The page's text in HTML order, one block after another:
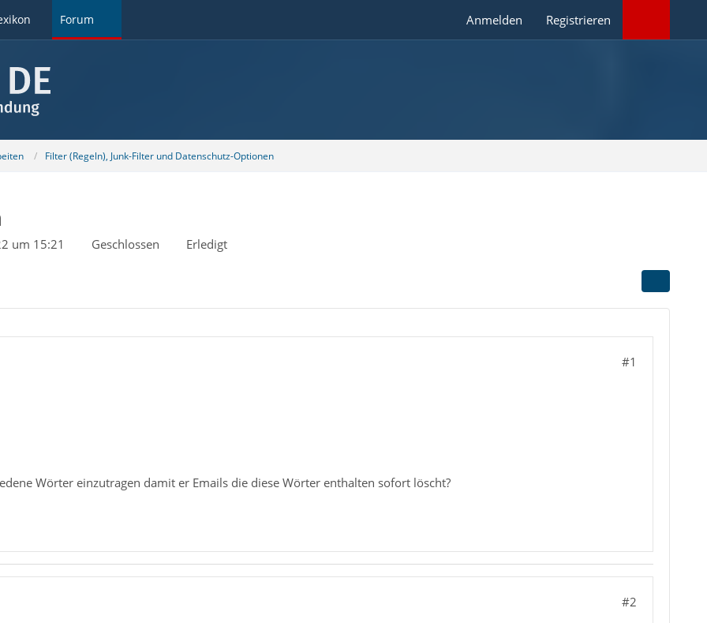
Forum Anmelden Registrieren
Filter (Regeln), Junk-Filter und Datenschutz-Optionen
um 15:21 Geschlossen Erledigt
#1
Wörter einzutragen damit er Emails die diese Wörter enthalten sofort löscht?
#2